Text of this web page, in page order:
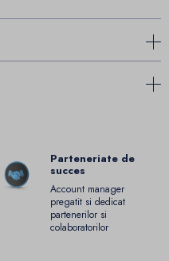
Parteneriate de
succes
Account manager
pregatit si dedicat
partenerilor si
colaboratorilor